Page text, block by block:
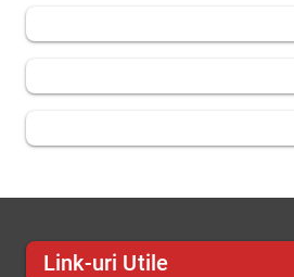
Link-uri Utile